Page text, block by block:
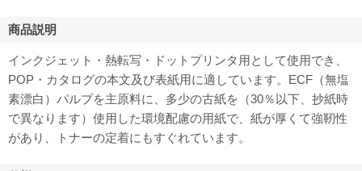
商品説明
インクジェット・熱転写・ドットプリンタ用として使用でき、
POP・カタログの本文及び表紙用に適しています。ECF（無塩
素漂白）パルプを主原料に、多少の古紙を（30％以下、抄紙時
で異なります）使用した環境配慮の用紙で、紙が厚くて強靭性
があり、トナーの定着にもすぐれています。